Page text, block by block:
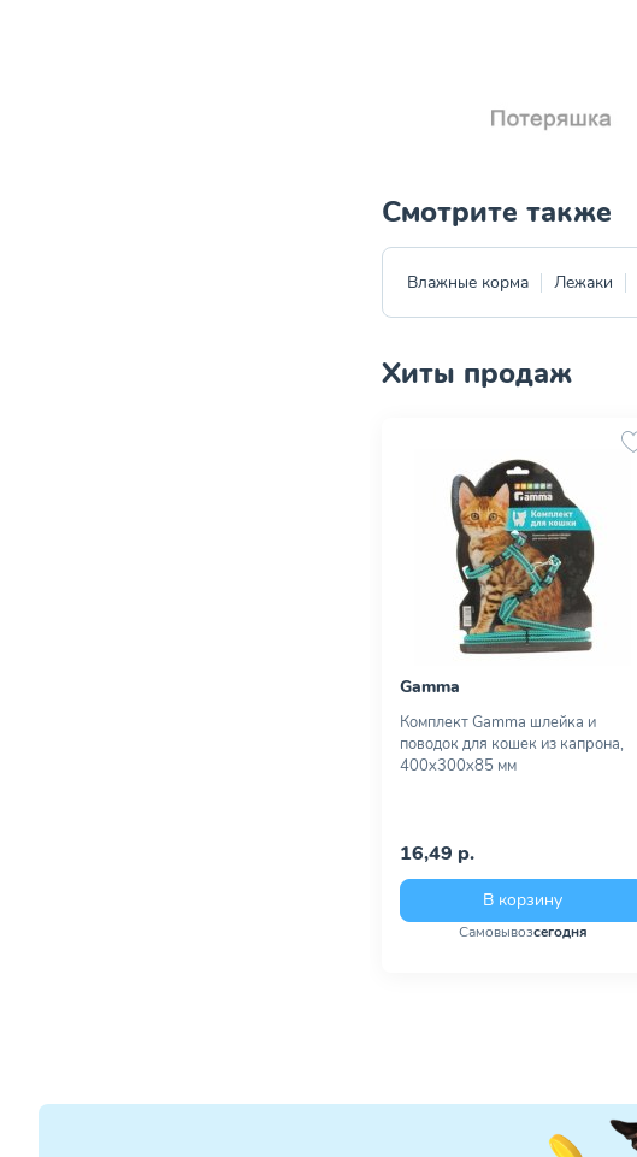
Смотрите также
Влажные корма Лежаки
Хиты продаж
Gamma
Комплект Gamma шлейка и
поводок для кошек из капрона,
400х300х85 мм
16,49 р.
В корзину
Самовывозсегодня